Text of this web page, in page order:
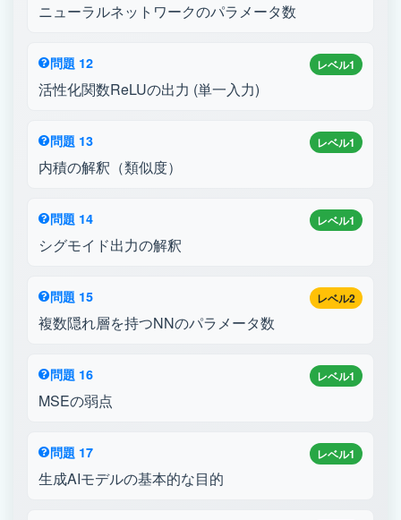
ニューラルネットワークのパラメータ数
レベル1
問題 12
活性化関数ReLUの出力 (単一入力)
レベル1
問題 13
内積の解釈（類似度）
レベル1
問題 14
シグモイド出力の解釈
レベル2
問題 15
複数隠れ層を持つNNのパラメータ数
レベル1
問題 16
MSEの弱点
レベル1
問題 17
生成AIモデルの基本的な目的